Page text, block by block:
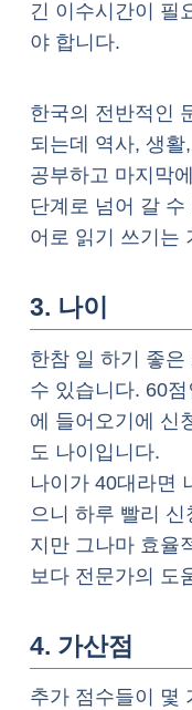
긴 이수시간이 필
야 합니다.
한국의 전반적인
되는데 역사, 생
공부하고 마지막
단계로 넘어 갈
어로 읽기 쓰기는
3. 나이
한참 일 하기 좋
수 있습니다. 60
에 들어오기에 신
도 나이입니다.
나이가 40대라면
으니 하루 빨리
지만 그나마 효율
보다 전문가의 도
4. 가산점
추가 점수들이 몇